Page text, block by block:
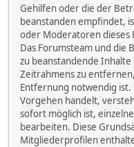
Gehilfen oder die der
beanstanden empfindet,
oder Moderatoren dieses
Das Forumsteam und die
zu beanstandende
Zeitrahmens zu
Entfernung notwendig ist.
Vorgehen handelt,
sofort möglich ist,
bearbeiten. Diese
Mitgliederprofilen